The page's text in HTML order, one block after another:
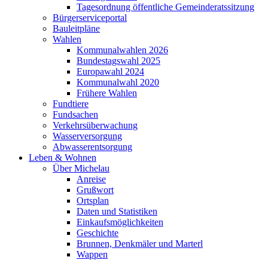
Tagesordnung öffentliche Gemeinderatssitzung
Bürgerserviceportal
Bauleitpläne
Wahlen
Kommunalwahlen 2026
Bundestagswahl 2025
Europawahl 2024
Kommunalwahl 2020
Frühere Wahlen
Fundtiere
Fundsachen
Verkehrsüberwachung
Wasserversorgung
Abwasserentsorgung
Leben & Wohnen
Über Michelau
Anreise
Grußwort
Ortsplan
Daten und Statistiken
Einkaufsmöglichkeiten
Geschichte
Brunnen, Denkmäler und Marterl
Wappen